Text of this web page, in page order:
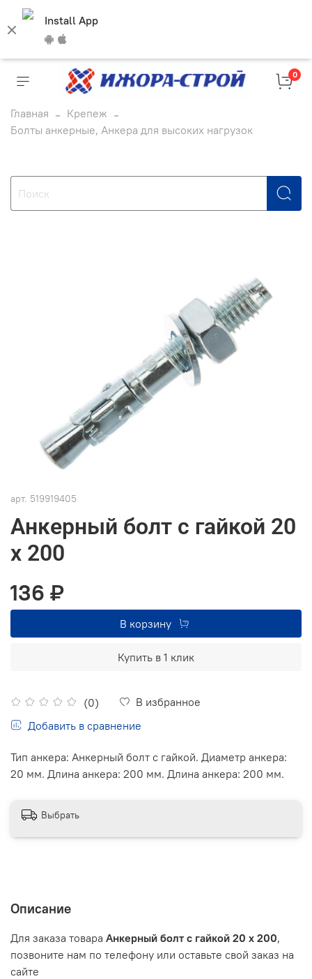
Install App
0
Главная
Крепеж
Болты анкерные, Анкера для высоких нагрузок
арт. 519919405
Анкерный болт с гайкой 20
х 200
(0)
В избранное
Добавить в сравнение
136 ₽
В корзину
Купить в 1 клик
Тип анкера: Анкерный болт с гайкой. Диаметр анкера:
20 мм. Длина анкера: 200 мм. Длина анкера: 200 мм.
Выбрать
Описание
Для заказа товара Анкерный болт с гайкой 20 х 200,
позвоните нам по телефону или оставьте свой заказ на
сайте